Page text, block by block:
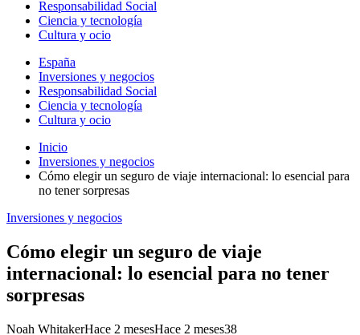
Responsabilidad Social
Ciencia y tecnología
Cultura y ocio
España
Inversiones y negocios
Responsabilidad Social
Ciencia y tecnología
Cultura y ocio
Inicio
Inversiones y negocios
Cómo elegir un seguro de viaje internacional: lo esencial para
no tener sorpresas
Inversiones y negocios
Cómo elegir un seguro de viaje
internacional: lo esencial para no tener
sorpresas
Noah WhitakerHace 2 mesesHace 2 meses38